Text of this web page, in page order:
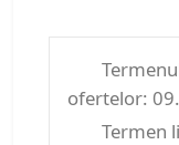
ofertelor:
Termen